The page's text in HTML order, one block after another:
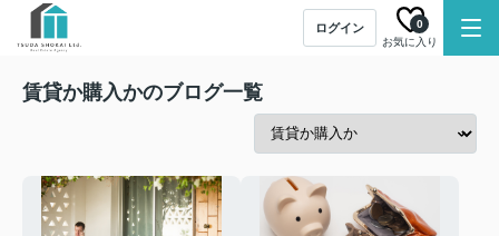
ログイン
お気に入り
0
賃貸か購入かのブログ一覧